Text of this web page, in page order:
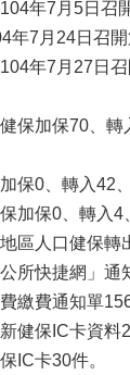
年7月5日召
年7月24日召開
年7月27日
保加保70、
保0、轉入42
加保0、轉入
區人口健保轉
所快捷網」通
繳費通知單156
健保IC卡資料
IC卡30件。